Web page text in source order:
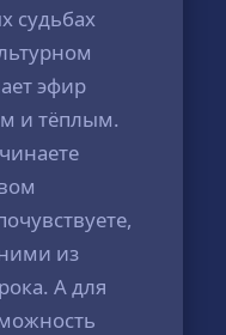
судьбах
эфир
и тёплым.
из
А для